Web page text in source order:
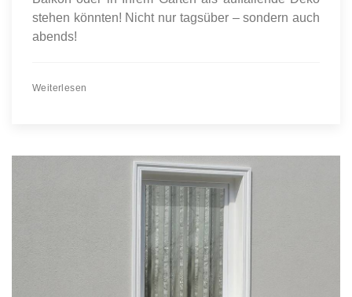
stehen könnten! Nicht nur tagsüber – sondern auch
abends!
Weiterlesen